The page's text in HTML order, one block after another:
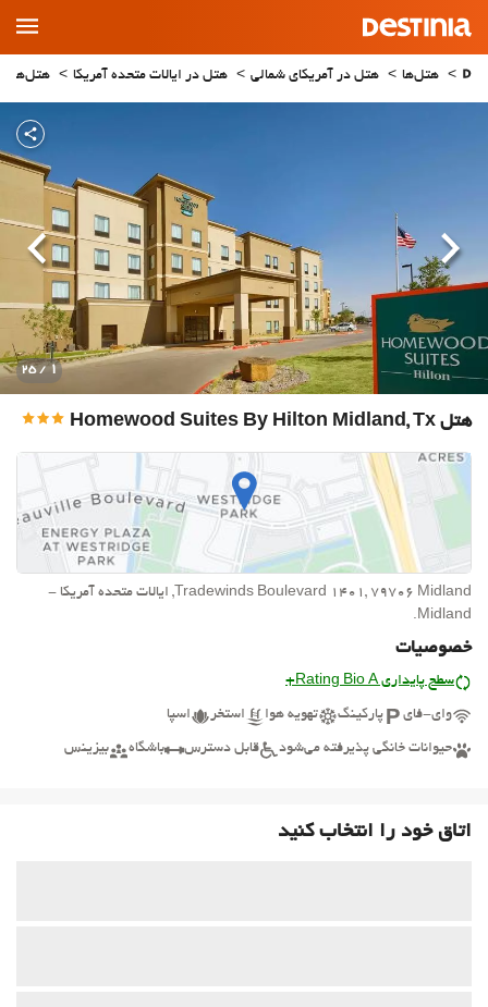
Main
Menu
هتل‌ها هتل در آمریکای شمالی هتل در ایالات متحده آمریکا هتل‌های
هتل Homewood Suites By Hilton Midland, Tx
1
/ 25
قبلی بعدی
Tradewinds Boulevard 1401, 79706 Midland, ایالات متحده آمریکا -
Midland.
خصوصیات
سطح پایداری Rating Bio A+
وای-فای پارکینگ تهویه هوا استخر اسپا
حیوانات خانگی پذیرفته می‌شود قابل دسترس باشگاه بیزینس
اتاق خود را انتخاب کنید